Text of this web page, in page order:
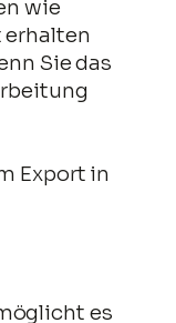
wie
erhalten
Sie das
Export in
es